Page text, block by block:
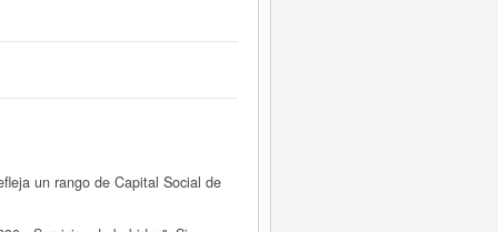
un rango de Capital Social de